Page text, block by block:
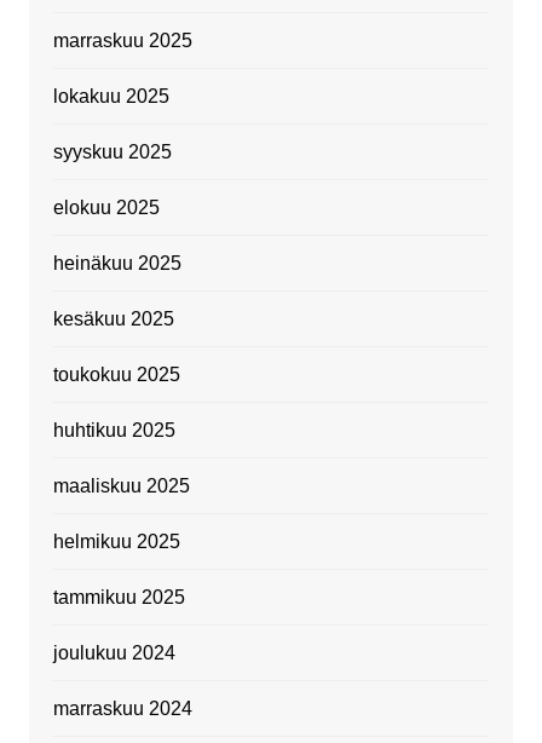
marraskuu 2025
lokakuu 2025
syyskuu 2025
elokuu 2025
heinäkuu 2025
kesäkuu 2025
toukokuu 2025
huhtikuu 2025
maaliskuu 2025
helmikuu 2025
tammikuu 2025
joulukuu 2024
marraskuu 2024